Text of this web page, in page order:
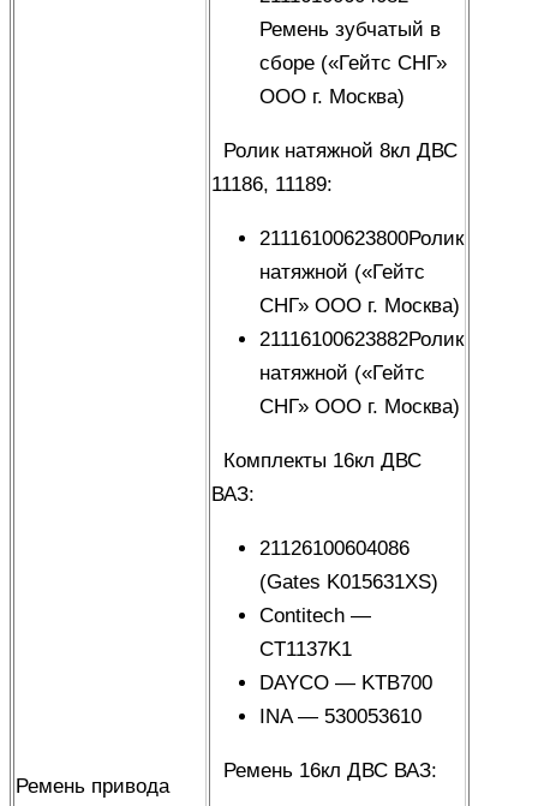
Ремень привода
Ремень зубчатый в
сборе («Гейтс СНГ»
ООО г. Москва)
Ролик натяжной 8кл ДВС
11186, 11189:
21116100623800Ролик
натяжной («Гейтс
СНГ» ООО г. Москва)
21116100623882Ролик
натяжной («Гейтс
СНГ» ООО г. Москва)
Комплекты 16кл ДВС
ВАЗ:
21126100604086
(Gates K015631XS)
Contitech —
CT1137K1
DAYCO — KTB700
INA — 530053610
Ремень 16кл ДВС ВАЗ: